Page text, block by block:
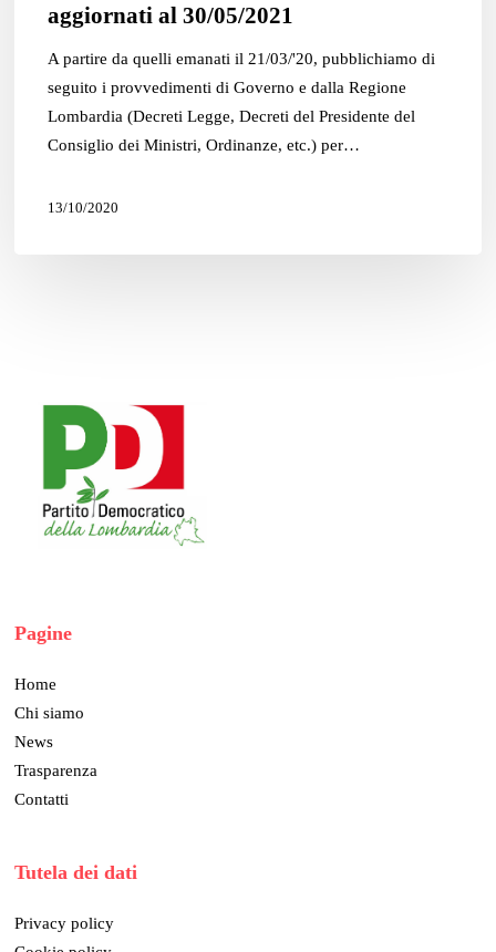
aggiornati al 30/05/2021
A partire da quelli emanati il 21/03/'20, pubblichiamo di
seguito i provvedimenti di Governo e dalla Regione
Lombardia (Decreti Legge, Decreti del Presidente del
Consiglio dei Ministri, Ordinanze, etc.) per…
13/10/2020
Pagine
Home
Chi siamo
News
Trasparenza
Contatti
Tutela dei dati
Privacy policy